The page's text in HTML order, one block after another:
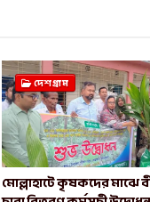
দেশগ্রাম
মোল্লাহাটে কৃষকদের মাঝে